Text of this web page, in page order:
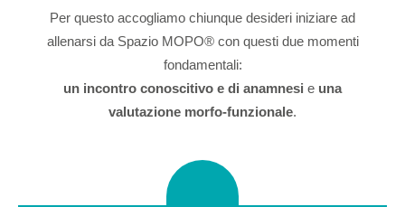
Per questo accogliamo chiunque desideri iniziare ad
allenarsi da Spazio MOPO® con questi due momenti
fondamentali:
un incontro conoscitivo e di anamnesi e una
valutazione morfo-funzionale.